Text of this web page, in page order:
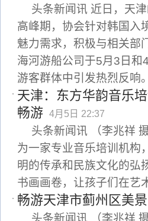
头条新闻讯 近日，天
高峰期，协会针对韩国入
魅力需求，积极与相关部
海河游船公司于5月3日和
游客群体中引发热烈反响。
天津：东方华韵音乐
畅游
4月5日 22:37
头条新闻讯 （李兆祥
为一家专业音乐培训机构
明的传承和民族文化的弘
书画画卷，让孩子们在艺
畅游天津市蓟州区美
头条新闻讯 （李兆祥